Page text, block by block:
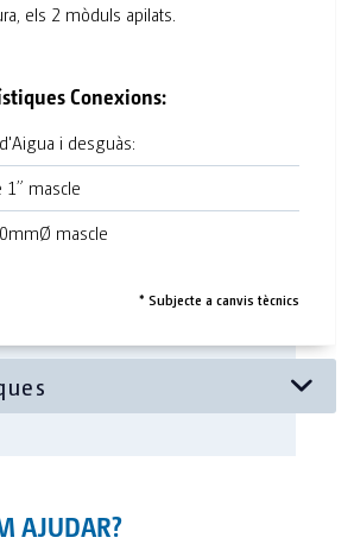
els 2 mòduls apilats.
Conexions:
i desguàs:
1” mascle
mascle
* Subjecte a canvis tècnics
(20un. en cada mòdul)
mòdul)
de Sabó (2un en cada mòdul)
Opcional
AJUDAR?